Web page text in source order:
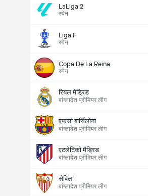
LaLiga 2
स्पेन
Liga F
स्पेन
Copa De La Reina
स्पेन
रियल मेड्रिड
बांग्लादेश प्रीमियर लीग
एफ़सी बार्सिलोना
बांग्लादेश प्रीमियर लीग
एटलेटिको मैड्रिड
बांग्लादेश प्रीमियर लीग
सेविला
बांग्लादेश प्रीमियर लीग